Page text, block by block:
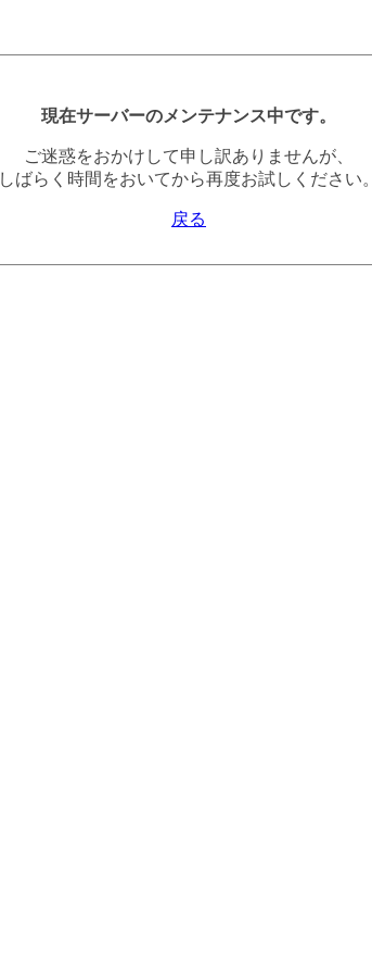
現在サーバーのメンテナンス中です。
ご迷惑をおかけして申し訳ありませんが、
しばらく時間をおいてから再度お試しください。
戻る